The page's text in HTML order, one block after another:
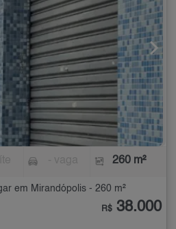
260 m²
em Mirandópolis - 260 m²
R$ 38.000